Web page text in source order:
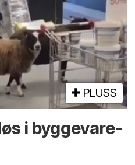
PLUSS
i bygge­vare­